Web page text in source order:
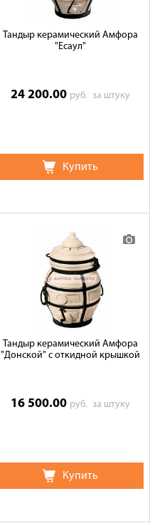
Тандыр керамический Амфора
"Есаул"
24 200.00 руб. за штуку
Купить
Тандыр керамический Амфора
"Донской" с откидной крышкой
16 500.00 руб. за штуку
Купить